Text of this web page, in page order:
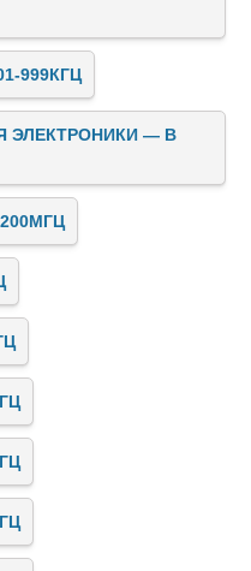
999КГЦ
ЭЛЕКТРОНИКИ — В